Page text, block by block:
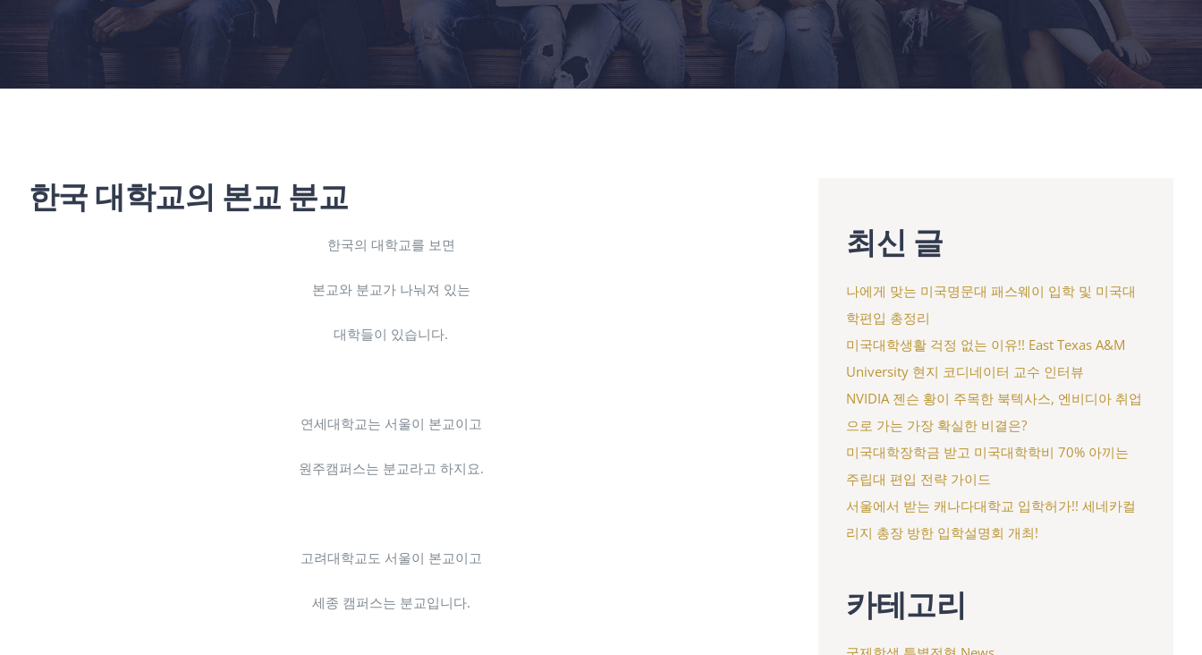
한국 대학교의 본교 분교
한국의 대학교를 보면
본교와 분교가 나눠져 있는
대학들이 있습니다.
연세대학교는 서울이 본교이고
원주캠퍼스는 분교라고 하지요.
고려대학교도 서울이 본교이고
세종 캠퍼스는 분교입니다.
최신 글
나에게 맞는 미국명문대 패스웨이 입학 및 미국대
학편입 총정리
미국대학생활 걱정 없는 이유!! East Texas A&M
University 현지 코디네이터 교수 인터뷰
NVIDIA 젠슨 황이 주목한 북텍사스, 엔비디아 취업
으로 가는 가장 확실한 비결은?
미국대학장학금 받고 미국대학학비 70% 아끼는
주립대 편입 전략 가이드
서울에서 받는 캐나다대학교 입학허가!! 세네카컬
리지 총장 방한 입학설명회 개최!
카테고리